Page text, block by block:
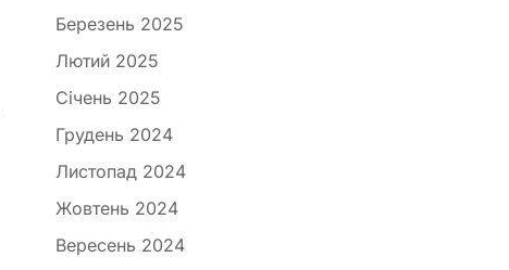
Березень 2025
Лютий 2025
Січень 2025
Грудень 2024
Листопад 2024
Жовтень 2024
Вересень 2024